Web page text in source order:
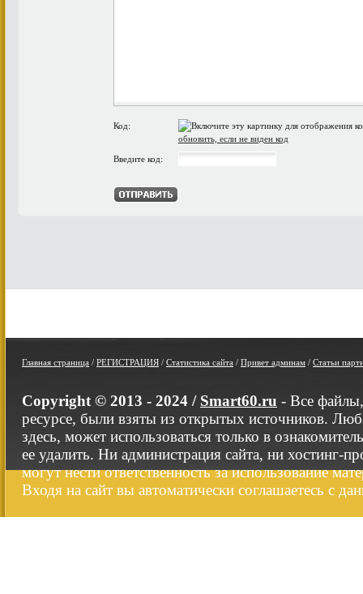
Код:
обновить, если не виден код
Введите код:
Главная страница / РЕГИСТРАЦИЯ / Статистика сайта / Привет админам / Статьи
Copyright © 2013 - 2024 / Smart60.ru - Все
ресурсе, были взяты из открытых источников.
здесь, может использоваться только в
ее удалить. Ни администрация сайта, ни хостинг-
могут нести ответственность за использование
Входя на сайт вы автоматически соглашаетесь с